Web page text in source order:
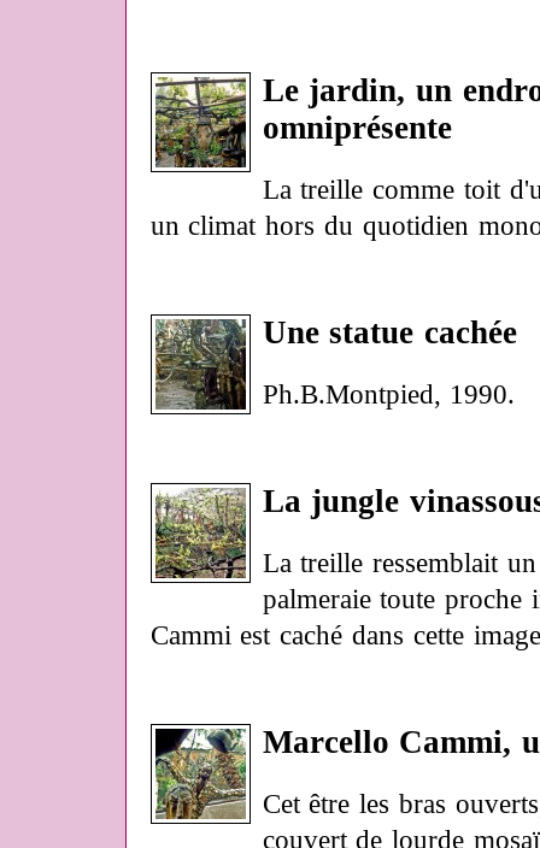
Le jardin, un
omniprésente
La treille comme toit
un climat hors du quotidien
Une statue cachée
Ph.B.Montpied, 1990.
La jungle
La treille ressemblait
palmeraie toute
Cammi est caché dans cette
Marcello Cammi,
Cet être les bras
couvert de lourde